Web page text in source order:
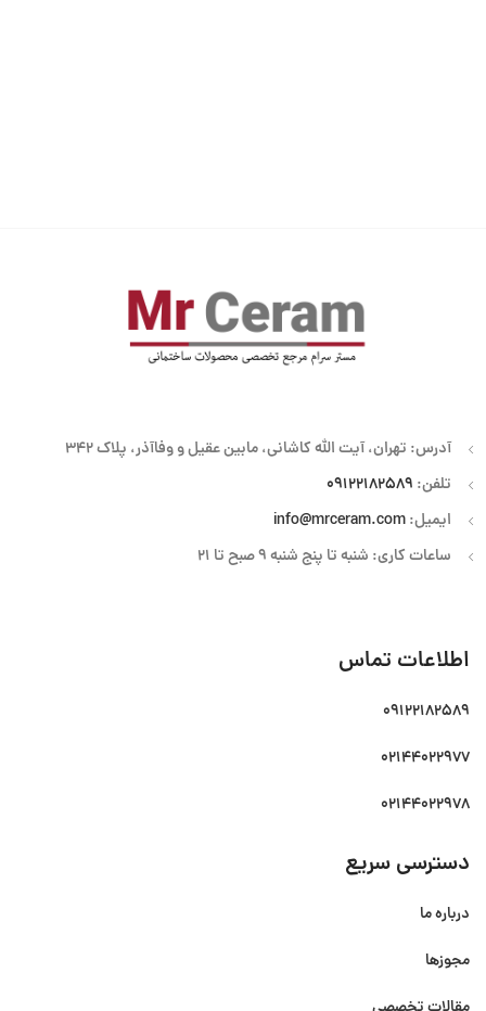
آدرس: تهران، آیت الله کاشانی، مابین عقیل و وفاآذر، پلاک 342
تلفن: 09122182589
ایمیل:info@mrceram.com
ساعات کاری: شنبه تا پنج شنبه 9 صبح تا 21
اطلاعات تماس
09122182589
02144022977
02144022978
دسترسی سریع
درباره ما
مجوزها